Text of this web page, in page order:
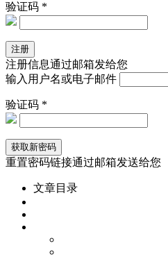
验证码 *
注册信息通过邮箱发给您
输入用户名或电子邮件
验证码 *
重置密码链接通过邮箱发送给您
文章目录